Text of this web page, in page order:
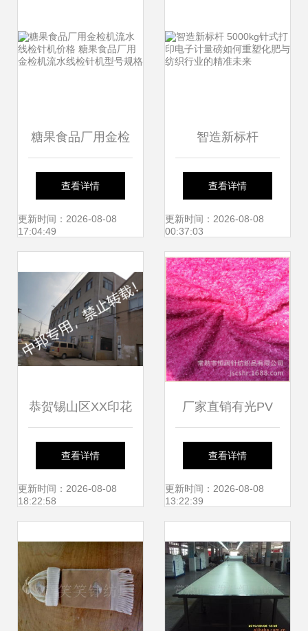
糖果食品厂用金检
机流水线检针机价
格 糖果食品厂用金
型号规格
查看详情
更新时间：2026-08-08
17:04:49
智造新标杆
5000kg针式打印电
子计量磅如何重塑
化肥与纺织行业的
精准未来
查看详情
更新时间：2026-08-08
00:37:03
恭贺锡山区XX印花
厂2022年8月顺利
通过SEDEX验厂
查看详情
更新时间：2026-08-08
18:22:58
厂家直销有光PV
绒、无光PV绒与半
光PV绒 品质保
查看详情
更新时间：2026-08-08
13:22:39